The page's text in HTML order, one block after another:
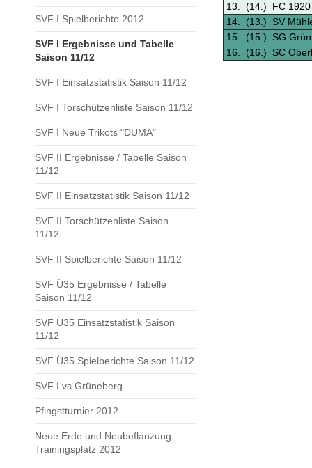
SVF I Spielberichte 2012
SVF I Ergebnisse und Tabelle
Saison 11/12
SVF I Einsatzstatistik Saison 11/12
SVF I Torschützenliste Saison 11/12
SVF I Neue Trikots "DUMA"
SVF II Ergebnisse / Tabelle Saison
11/12
SVF II Einsatzstatistik Saison 11/12
SVF II Torschützenliste Saison
11/12
SVF II Spielberichte Saison 11/12
SVF Ü35 Ergebnisse / Tabelle
Saison 11/12
SVF Ü35 Einsatzstatistik Saison
11/12
SVF Ü35 Spielberichte Saison 11/12
SVF I vs Grüneberg
Pfingstturnier 2012
Neue Erde und Neubeflanzung
Trainingsplatz 2012
13.
(14.)
FC
14.
(13.)
SV
15.
(15.)
SG
16.
(16.) SC